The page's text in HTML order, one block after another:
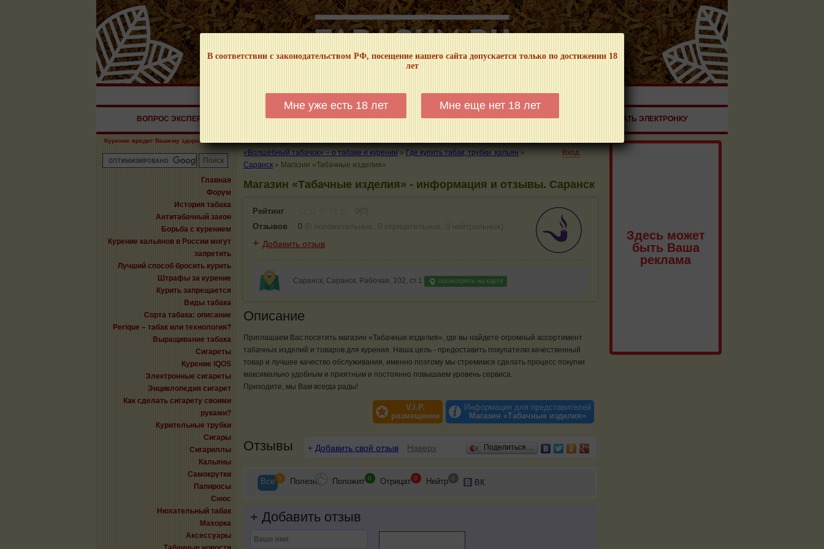
В соответствии с законодательством РФ, посещение нашего сайта допускается только по достижении 18
лет
Мне уже есть 18 лет Мне еще нет 18 лет
НАШ ПОРТАЛ – ИНФОРМАЦИОННЫЙ! МЫ НЕ ЗАНИМАЕМСЯ ПРОДАЖЕЙ И РЕКЛАМОЙ ТАБАЧНОЙ ПРОДУКЦИИ!
ВОПРОС ЭКСПЕРТУ КАЛЬЯНЫ ТРУБКИ ГДЕ КУПИТЬ ГДЕ ПОКУРИТЬ КУРЕНИЕ И ЗДОРОВЬЕ ЗАКАЗАТЬ ЭЛЕКТРОНКУ
Курение вредит Вашему здоровью!
Главная
Форум
История табака
Антитабачный закон
Борьба с курением
Курение кальянов в России могут
запретить
Лучший способ бросить курить
Штрафы за курение
Курить запрещается
Виды табака
Сорта табака: описание
Perique – табак или технология?
Выращивание табака
Сигареты
Курение IQOS
Электронные сигареты
Энциклопедия сигарет
Как сделать сигарету своими
руками?
Курительные трубки
Сигары
Сигариллы
Кальяны
Самокрутки
Папиросы
Снюс
Нюхательный табак
Махорка
Аксессуары
«Волшебный табачок» – о табаке и курении » Где купить табак, трубки, кальян »
Саранск » Магазин «Табачные изделия»
Вход
Магазин «Табачные изделия» - информация и отзывы. Саранск
Рейтинг
0(0)
Отзывов
0 ( 0 положительных 0 отрицательных 0 нейтральных )
+ Добавить отзыв
Саранск, Саранск, Рабочая, 102, ст.1 посмотреть на карте
Описание
Приглашаем Вас посетить магазин «Табачные изделия», где вы найдете огромный ассортимент
табачных изделий и товаров для курения. Наша цель - предоставить покупателю качественный
товар и лучшее качество обслуживания, именно поэтому мы стремимся сделать процесс покупки
максимально удобным и приятным и постоянно повышаем уровень сервиса.
Приходите, мы Вам всегда рады!
V.I.P.
размещение
Информация для представителей
Магазин «Табачные изделия»
Отзывы + Добавить свой отзыв Наверх Поделиться…
Все 0 Полезн Положит 0 Отрицат 0 Нейтр 0 ВК
+ Добавить отзыв
Здесь может
быть Ваша
реклама